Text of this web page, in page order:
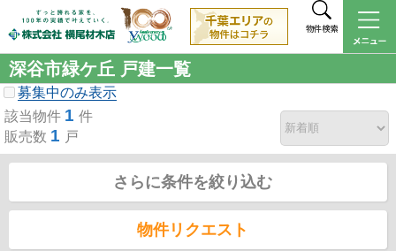
物件検索
深谷市緑ケ丘 戸建一覧
募集中のみ表示
該当物件 1 件
販売数 1 戸
さらに条件を絞り込む
物件リクエスト